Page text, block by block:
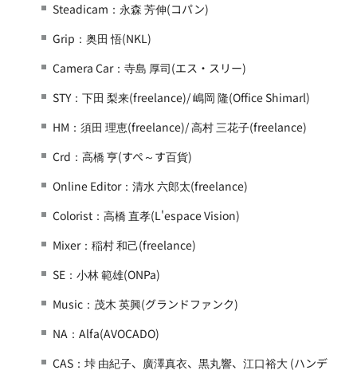
Steadicam：永森 芳伸(コパン)
Grip：奥田 悟(NKL)
Camera Car：寺島 厚司(エス・スリー)
STY：下田 梨来(freelance)/ 嶋岡 隆(Office Shimarl)
HM：須田 理恵(freelance)/ 高村 三花子(freelance)
Crd：高橋 亨(すぺ～す百貨)
Online Editor：清水 六郎太(freelance)
Colorist：高橋 直孝(L'espace Vision)
Mixer：稲村 和己(freelance)
SE：小林 範雄(ONPa)
Music：茂木 英興(グランドファンク)
NA：Alfa(AVOCADO)
CAS：垰 由紀子、廣澤真衣、黒丸響、江口裕大 (ハンデ